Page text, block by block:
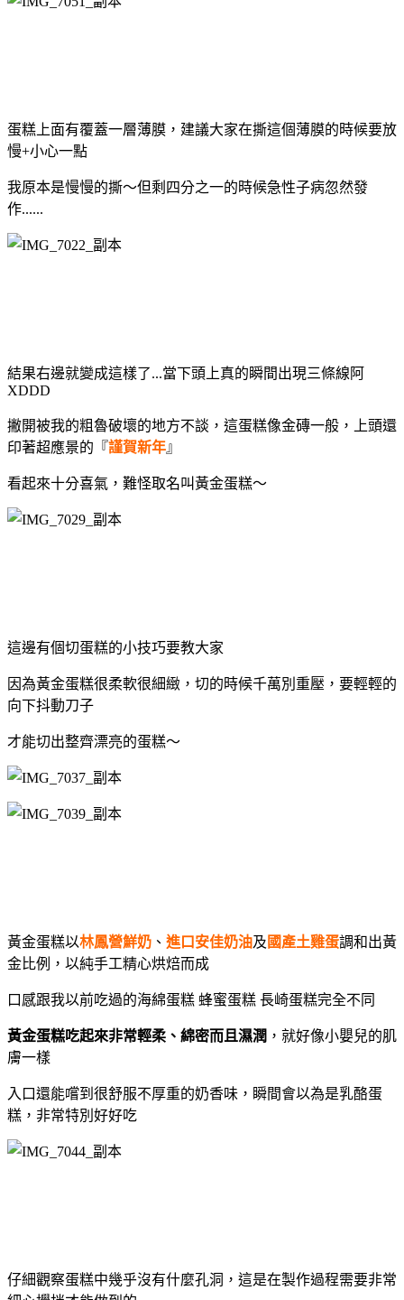
蛋糕上面有覆蓋一層薄膜，建議大家在撕這個薄膜的時候要放
慢+小心一點
我原本是慢慢的撕～但剩四分之一的時候急性子病忽然發
作......
結果右邊就變成這樣了...當下頭上真的瞬間出現三條線阿
XDDD
撇開被我的粗魯破壞的地方不談，這蛋糕像金磚一般，上頭還
印著超應景的『謹賀新年』
看起來十分喜氣，難怪取名叫黃金蛋糕～
這邊有個切蛋糕的小技巧要教大家
因為黃金蛋糕很柔軟很細緻，切的時候千萬別重壓，要輕輕的
向下抖動刀子
才能切出整齊漂亮的蛋糕～
黃金蛋糕以林鳳營鮮奶 、 進口安佳奶油及 國產土雞蛋調和出黃
金比例， 以純手工精心烘焙而成
口感跟我以前吃過的海綿蛋糕 蜂蜜蛋糕 長崎蛋糕完全不同
黃金蛋糕吃起來非常輕柔、綿密而且濕潤 ，就好像小嬰兒的肌
膚一樣
入口還能嚐到很舒服不厚重的奶香味，瞬間會以為是乳酪蛋
糕，非常特別好好吃
仔細觀察蛋糕中幾乎沒有什麼孔洞，這是在製作過程需要非常